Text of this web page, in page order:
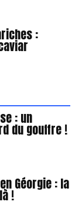
:
: un
du gouffre !
Géorgie : la
!